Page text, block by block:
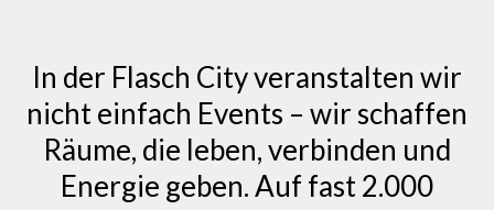
In der Flasch City veranstalten wir
nicht einfach Events – wir schaffen
Räume, die leben, verbinden und
Energie geben. Auf fast 2.000